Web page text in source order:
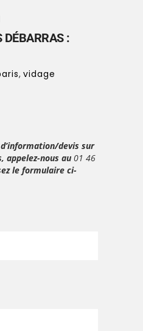
DÉBARRAS :
, vidage
devis sur
appelez-nous au 01 46
le formulaire ci-